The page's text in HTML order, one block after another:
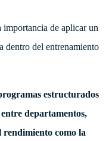
de aplicar un
dentro del entrenamiento
estructurados
departamentos,
rendimiento como la